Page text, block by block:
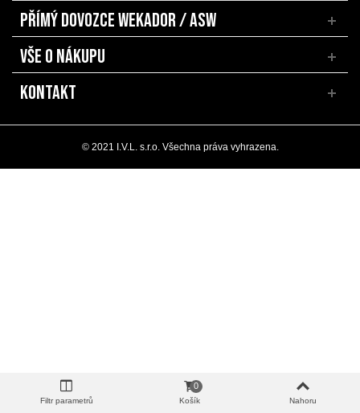
PŘÍMÝ DOVOZCE WEKADOR / ASW
VŠE O NÁKUPU
KONTAKT
© 2021 I.V.L. s.r.o. Všechna práva vyhrazena.
Filtr parametrů Košík
0
Nahoru